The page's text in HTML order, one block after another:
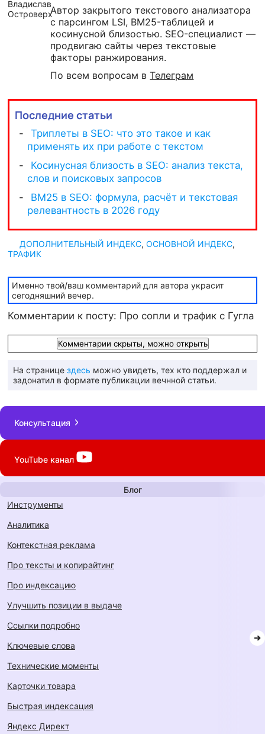
Автор закрытого текстового анализатора
с парсингом LSI, BM25-таблицей и
косинусной близостью. SEO-специалист —
продвигаю сайты через текстовые
факторы ранжирования.
По всем вопросам вТелеграм
Последние статьи
ДОПОЛНИТЕЛЬНЫЙ ИНДЕКС,ОСНОВНОЙ ИНДЕКС,
ТРАФИК
Именно твой/ваш комментарий для автора украсит
сегодняшний вечер.
Комментарии к посту: Про сопли и трафик с Гугла
Комментарии скрыты, можно открыть
На странице здесь можно увидеть, тех кто поддержал и
задонатил в формате публикации вечнной статьи.
Консультация
YouTube канал
Блог
инструменты
аналитика
контекстная реклама
про тексты и копирайтинг
про индексацию
улучшить позиции в выдаче
ссылки подробно
ключевые слова
технические моменты
карточки товара
быстрая индексация
Яндекс Директ